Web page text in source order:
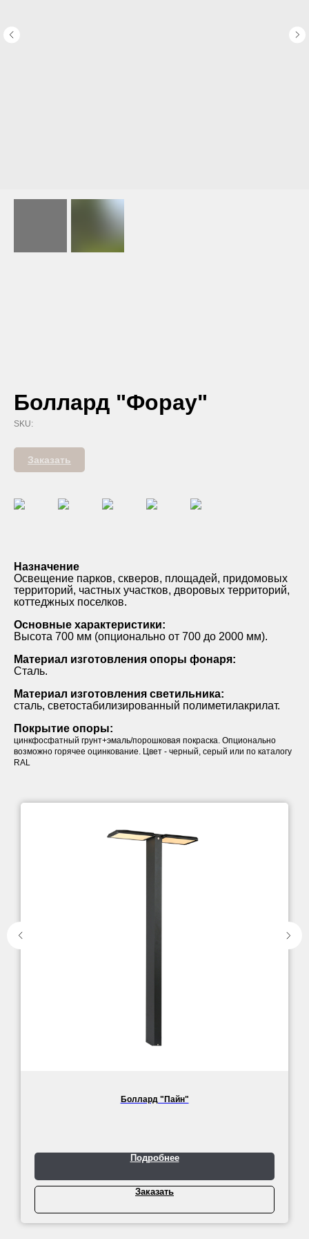
Боллард "Форау"
SKU:
Заказать
Назначение
Освещение парков, скверов, площадей, придомовых
территорий, частных участков, дворовых территорий,
коттеджных поселков.
Основные характеристики:
Высота 700 мм (опционально от 700 до 2000 мм).
Материал изготовления опоры фонаря:
Сталь.
Материал изготовления светильника:
сталь, светостабилизированный полиметилакрилат.
Покрытие опоры:
цинкфосфатный грунт+эмаль/порошковая покраска. Опционально
возможно горячее оцинкование. Цвет - черный, серый или по каталогу
RAL
Боллард "Пайн"
Подробнее
Заказать